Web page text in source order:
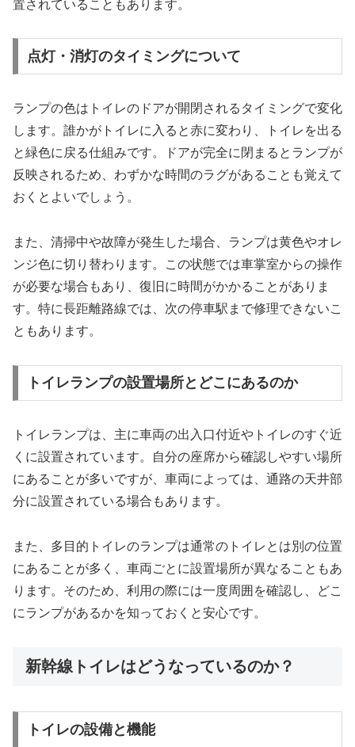
置されていることもあります。
点灯・消灯のタイミングについて
ランプの色はトイレのドアが開閉されるタイミングで変化
します。誰かがトイレに入ると赤に変わり、トイレを出る
と緑色に戻る仕組みです。ドアが完全に閉まるとランプが
反映されるため、わずかな時間のラグがあることも覚えて
おくとよいでしょう。
また、清掃中や故障が発生した場合、ランプは黄色やオレ
ンジ色に切り替わります。この状態では車掌室からの操作
が必要な場合もあり、復旧に時間がかかることがありま
す。特に長距離路線では、次の停車駅まで修理できないこ
ともあります。
トイレランプの設置場所とどこにあるのか
トイレランプは、主に車両の出入口付近やトイレのすぐ近
くに設置されています。自分の座席から確認しやすい場所
にあることが多いですが、車両によっては、通路の天井部
分に設置されている場合もあります。
また、多目的トイレのランプは通常のトイレとは別の位置
にあることが多く、車両ごとに設置場所が異なることもあ
ります。そのため、利用の際には一度周囲を確認し、どこ
にランプがあるかを知っておくと安心です。
新幹線トイレはどうなっているのか？
トイレの設備と機能